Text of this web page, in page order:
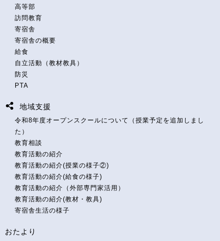
高等部
訪問教育
寄宿舎
寄宿舎の概要
給食
自立活動（教材教具）
防災
PTA
地域支援
令和8年度オープンスクールについて（授業予定を追加しまし
た）
教育相談
教育活動の紹介
教育活動の紹介(授業の様子②)
教育活動の紹介(給食の様子)
教育活動の紹介（外部専門家活用）
教育活動の紹介(教材・教具)
寄宿舎生活の様子
おたより